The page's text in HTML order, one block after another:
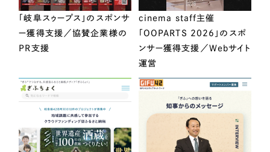
「岐阜スゥープス」のスポンサ
ー獲得支援／協賛企業様の
PR支援
cinema staff主催
「OOPARTS 2026」のスポ
ンサー獲得支援／Webサイト
運営